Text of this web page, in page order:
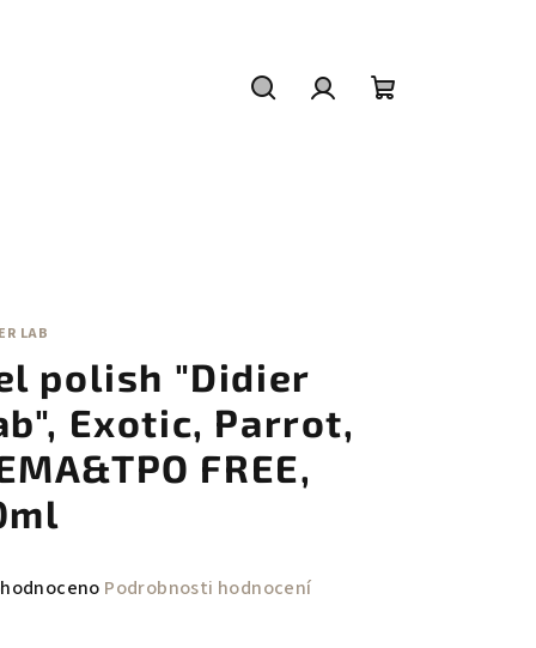
LAB
polish "Didier
Exotic, Parrot,
FREE,
Podrobnosti hodnocení